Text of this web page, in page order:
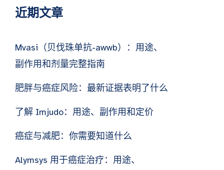
近期文章
Mvasi（贝伐珠单抗-awwb）：用途、
副作用和剂量完整指南
肥胖与癌症风险：最新证据表明了什么
了解 Imjudo：用途、副作用和定价
癌症与减肥：你需要知道什么
Alymsys 用于癌症治疗：用途、